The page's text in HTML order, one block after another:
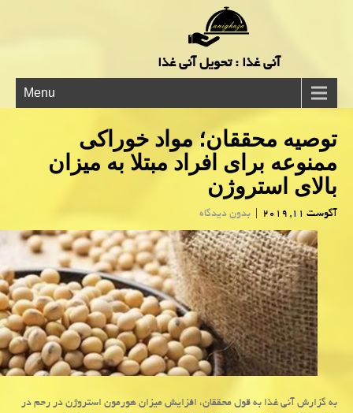
آنی غذا : تحویل آنی غذا
Menu
توصیه محققان؛ مواد خوراكی
ممنوعه برای افراد مبتلا به میزان
بالای استروژن
آگوست 11, 2019 | بدون دیدگاه
به گزارش آنی غذا به قول محققان، افزایش میزان هورمون استروژن در رحم در